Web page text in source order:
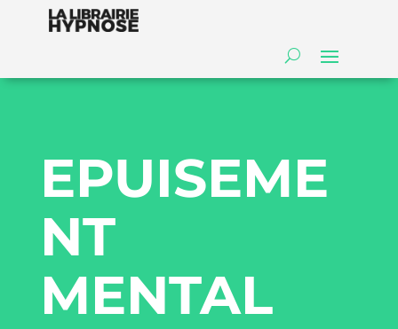
EPUISEME
NT
MENTAL